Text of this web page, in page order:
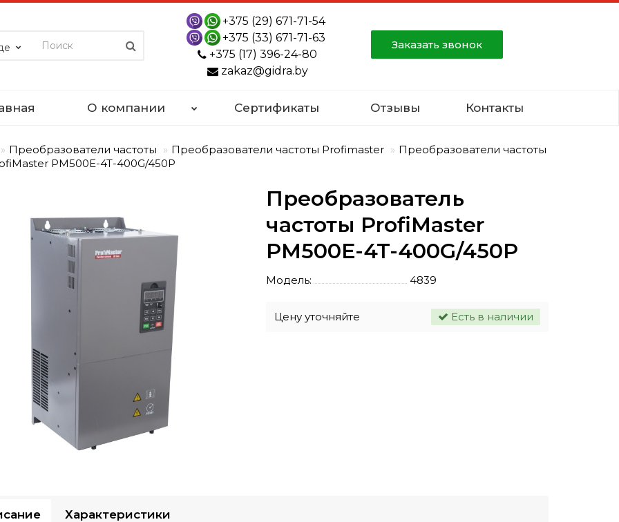
+375 (29) 671-71-54
+375 (33) 671-71-63
+375 (17) 396-24-80
zakaz@gidra.by
Заказать звонок
О компании Сертификаты Отзывы Контакты
Преобразователи частоты Преобразователи частоты Profimaster
Преобразователи частоты
PM500E-4T-400G/450P
Преобразователь
частоты ProfiMaster
PM500E-4T-400G/450P
Модель: 4839
Цену уточняйте Есть в наличии
Характеристики